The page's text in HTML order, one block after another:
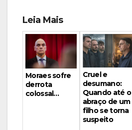
Leia Mais
Moraes sofre
derrota
colossal…
Cruel e
desumano:
Quando até o
abraço de um
filho se torna
suspeito